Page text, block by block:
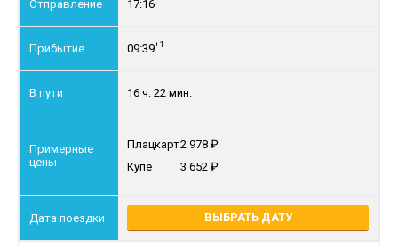
17:16
09:39+1
16 ч. 22 мин.
Плацкарт2 978
Купе
3 652
ВЫБРАТЬ ДАТУ